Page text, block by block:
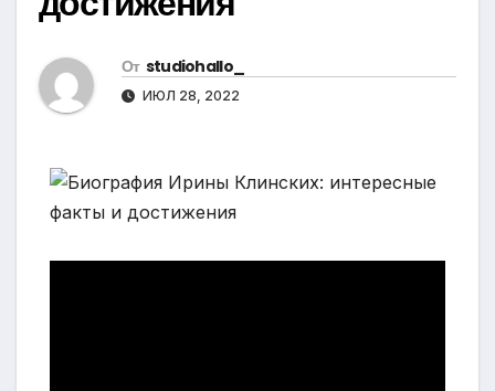
От studiohallo_
ИЮЛ 28, 2022